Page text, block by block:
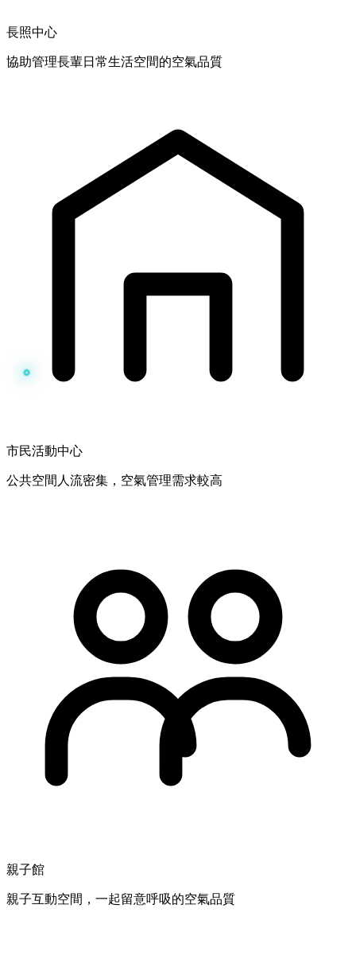
長照中心
協助管理長輩日常生活空間的空氣品質
市民活動中心
公共空間人流密集，空氣管理需求較高
親子館
親子互動空間，一起留意呼吸的空氣品質